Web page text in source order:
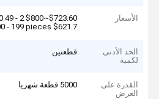
الأسعار
- 199 pieces $621.7
الحد الأدنى
لكمية
قطعتين
القدرة على
العرض
5000 قطعة شهريا